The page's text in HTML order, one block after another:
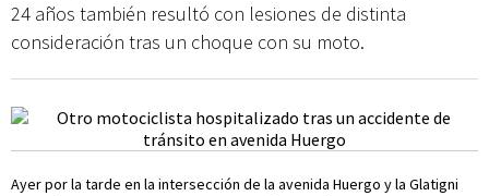
24 años también resultó con lesiones de distinta
consideración tras un choque con su moto.
Ayer por la tarde en la intersección de la avenida Huergo y la Glatigni